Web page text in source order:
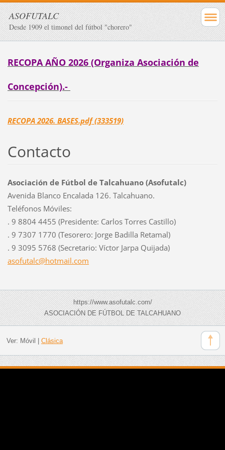
ASOFUTALC
Desde 1909 el timonel del fútbol "chorero"
RECOPA AÑO 2026 (Organiza Asociación de
Concepción).-
RECOPA 2026. BASES.pdf (333519)
Contacto
Asociación de Fútbol de Talcahuano (Asofutalc)
Avenida Blanco Encalada 126. Talcahuano.
Teléfonos Móviles:
. 9 8804 4455 (Presidente: Carlos Torres Castillo)
. 9 7307 1770 (Tesorero: Jorge Badilla Retamal)
. 9 3095 5768 (Secretario: Víctor Jarpa Quijada)
asofutalc@hotmail.com
https://www.asofutalc.com/
ASOCIACIÓN DE FÚTBOL DE TALCAHUANO
Ver: Móvil Clásica